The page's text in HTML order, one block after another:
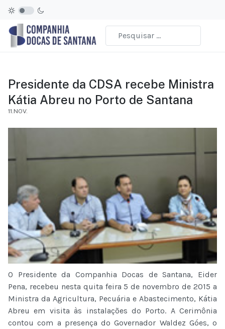
Presidente da CDSA recebe Ministra
Kátia Abreu no Porto de Santana
11.NOV.
O Presidente da Companhia Docas de Santana, Eider
Pena, recebeu nesta quita feira 5 de novembro de 2015 a
Ministra da Agricultura, Pecuária e Abastecimento, Kátia
Abreu em visita às instalações do Porto. A Cerimônia
contou com a presença do Governador Waldez Góes, o